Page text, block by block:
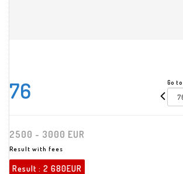
76 Go
2500 - 3000 EUR
Result with fees
Result : 2 680EUR